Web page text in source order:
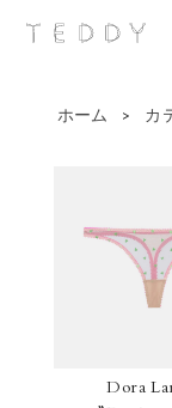
New
Contact
ホーム > カ
Dora